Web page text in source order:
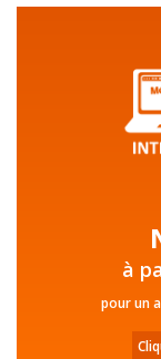
à
pour un